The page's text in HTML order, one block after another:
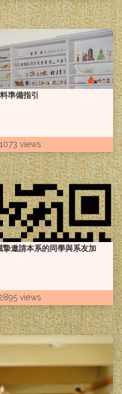
準備指引
views
摯邀請本系的同學與系友加
views